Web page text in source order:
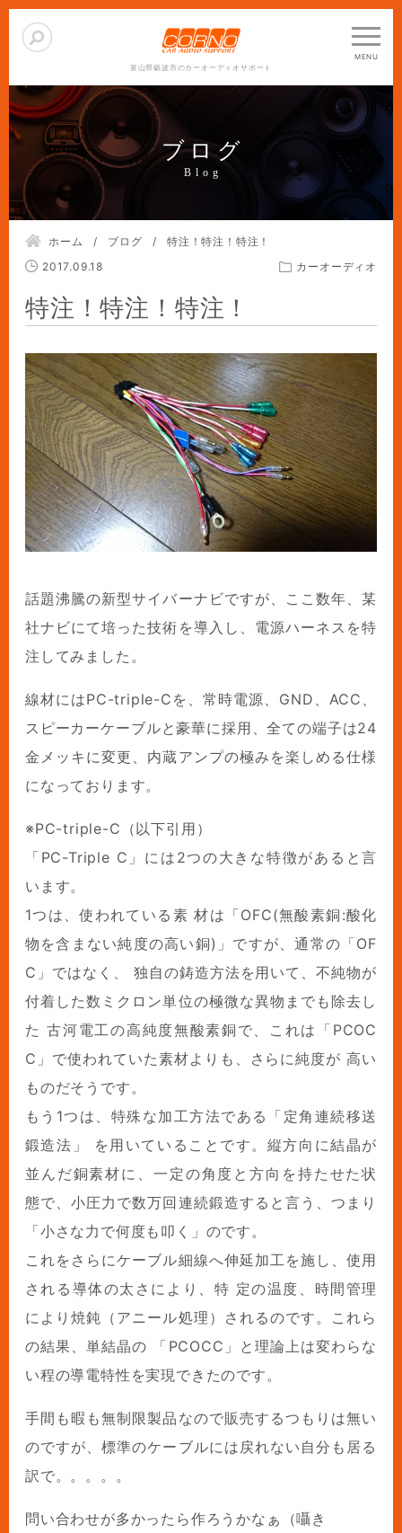
富山県砺波市のカーオーディオサポート
ブログ
ホーム ブログ
特注！特注！特注！
2017.09.18
カーオーディオ
特注！特注！特注！
話題沸騰の新型サイバーナビですが、ここ数年、某
社ナビにて培った技術を導入し、電源ハーネスを特
注してみました。
線材にはPC-triple-Cを、常時電源、GND、ACC、
スピーカーケーブルと豪華に採用、全ての端子は24
金メッキに変更、内蔵アンプの極みを楽しめる仕様
になっております。
※PC-triple-C（以下引用）
「PC-Triple C」には2つの大きな特徴があると言
います。
1つは、使われている素 材は「OFC(無酸素銅:酸化
物を含まない純度の高い銅)」ですが、通常の「OF
C」ではなく、 独自の鋳造方法を用いて、不純物が
付着した数ミクロン単位の極微な異物までも除去し
た 古河電工の高純度無酸素銅で、これは「PCOC
C」で使われていた素材よりも、さらに純度が 高い
ものだそうです。
もう1つは、特殊な加工方法である「定角連続移送
鍛造法」 を用いていることです。縦方向に結晶が
並んだ銅素材に、一定の角度と方向を持たせた状
態で、小圧力で数万回連続鍛造すると言う、つまり
「小さな力で何度も叩く」のです。
これをさらにケーブル細線へ伸延加工を施し、使用
される導体の太さにより、特 定の温度、時間管理
により焼鈍（アニール処理）されるのです。これら
の結果、単結晶の 「PCOCC」と理論上は変わらな
い程の導電特性を実現できたのです。
手間も暇も無制限製品なので販売するつもりは無い
のですが、標準のケーブルには戻れない自分も居る
訳で。。。。。
問い合わせが多かったら作ろうかなぁ（囁き